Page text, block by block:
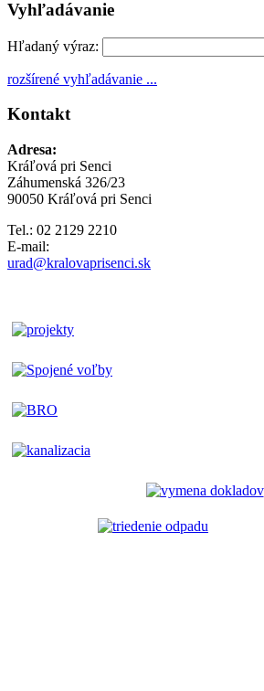
Vyhľadávanie
Hľadaný výraz:
rozšírené vyhľadávanie ...
Kontakt
Adresa:
Kráľová pri Senci
Záhumenská 326/23
90050 Kráľová pri Senci
Tel.: 02 2129 2210
E-mail:
urad@kralovaprisenci.sk